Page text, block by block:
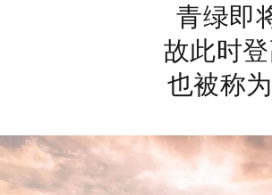
青绿即
故此时
也被称